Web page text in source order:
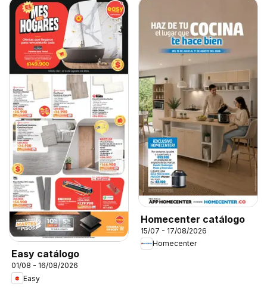
Easy catálogo
01/08 - 16/08/2026
Easy
Homecenter catálogo
15/07 - 17/08/2026
Homecenter